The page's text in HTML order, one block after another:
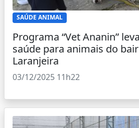
SAÚDE ANIMAL
Programa “Vet Ananin”
saúde para animais do
Laranjeira
03/12/2025 11h22